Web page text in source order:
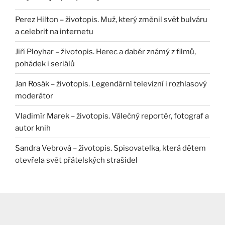
Perez Hilton – životopis. Muž, který změnil svět bulváru
a celebrit na internetu
Jiří Ployhar – životopis. Herec a dabér známý z filmů,
pohádek i seriálů
Jan Rosák – životopis. Legendární televizní i rozhlasový
moderátor
Vladimír Marek – životopis. Válečný reportér, fotograf a
autor knih
Sandra Vebrová – životopis. Spisovatelka, která dětem
otevřela svět přátelských strašidel